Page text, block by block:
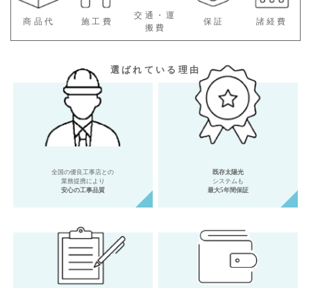
商品代 施工費
交通・運
搬費
保証 諸経費
選ばれている理由
全国の優良工事店との
業務提携により
安心の工事品質
既存太陽光
システムも
最大5年間保証